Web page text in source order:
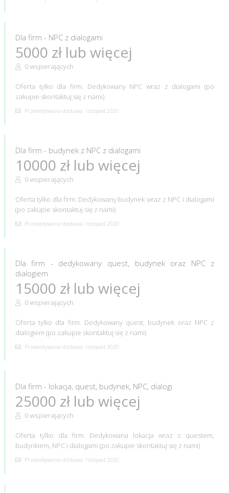
Dla firm - NPC z dialogami
5000 zł lub więcej
0 wspierających
Oferta tylko dla firm. Dedykowany NPC wraz z dialogami (po
zakupie skontaktuj się z nami)
Przewidywana dostawa: listopad 2020
Dla firm - budynek z NPC z dialogami
10000 zł lub więcej
0 wspierających
Oferta tylko dla firm. Dedykowany budynek wraz z NPC i dialogami
(po zakupie skontaktuj się z nami)
Przewidywana dostawa: listopad 2020
Dla firm - dedykowany quest, budynek oraz NPC z
dialogiem
15000 zł lub więcej
0 wspierających
Oferta tylko dla firm. Dedykowany quest, budynek oraz NPC z
dialogiem (po zakupie skontaktuj się z nami)
Przewidywana dostawa: listopad 2020
Dla firm - lokacja, quest, budynek, NPC, dialogi
25000 zł lub więcej
0 wspierających
Oferta tylko dla firm. Dedykowana lokacja wraz z questem,
budynkiem, NPC i dialogami (po zakupie skontaktuj się z nami)
Przewidywana dostawa: listopad 2020